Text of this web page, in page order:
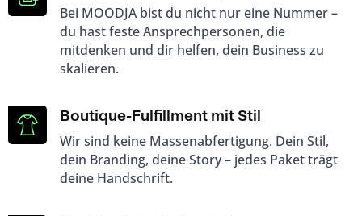
Bei MOODJA bist du nicht nur eine Nummer –
du hast feste Ansprechpersonen, die
mitdenken und dir helfen, dein Business zu
skalieren.
Boutique-Fulfillment mit Stil
Wir sind keine Massenabfertigung. Dein Stil,
dein Branding, deine Story – jedes Paket trägt
deine Handschrift.